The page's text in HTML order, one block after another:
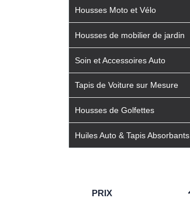
Housses Moto et Vélo
Housses de mobilier de jardin
Soin et Accessoires Auto
Tapis de Voiture sur Mesure
Housses de Golfettes
Huiles Auto & Tapis Absorbants
PRIX